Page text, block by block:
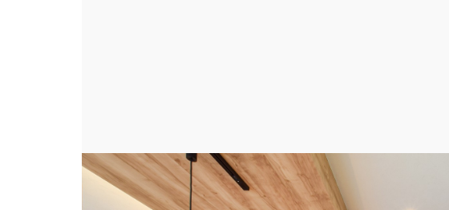
2人並んでも作業がしやすい広々としたキッチン。キッチンと